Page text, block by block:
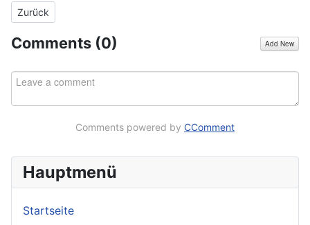
Vorheriger Beitrag: Erfahrungsbericht RAVPower® Wireless
Zurück
Comments (0) Add New
Comments powered by CComment
Hauptmenü
Startseite